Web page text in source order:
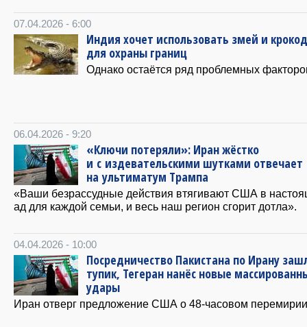
07.04.2026 - 6:00
Индия хочет использовать змей и
для охраны границ
Однако остаётся ряд проблемных
06.04.2026 - 9:20
«Ключи потеряли»: Иран жёстко
и с издевательскими шутками отвечает
на ультиматум Трампа
«Ваши безрассудные действия втягивают США в
ад для каждой семьи, и весь наш регион сгорит дотла».
04.04.2026 - 10:00
Посредничество Пакистана по Ирану
тупик, Тегеран нанёс новые
удары
Иран отверг предложение США о 48-часовом